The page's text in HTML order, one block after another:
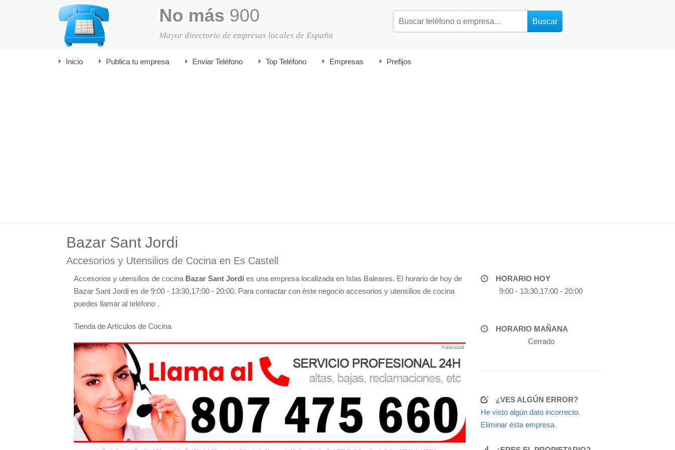
No más 900
Mayor directorio de empresas locales de España
Inicio Publica tu empresa Enviar Teléfono Top Teléfono Empresas Prefijos
Bazar Sant Jordi
Accesorios y Utensilios de Cocina en Es Castell
Accesorios y utensilios de cocina Bazar Sant Jordi es una empresa localizada en Islas Baleares. El horario de hoy de
Bazar Sant Jordi es de 9:00 - 13:30,17:00 - 20:00. Para contactar con éste negocio accesorios y utensilios de cocina
puedes llamar al teléfono .
Tienda de Artículos de Cocina
HORARIO HOY
9:00 - 13:30,17:00 - 20:00
HORARIO MAÑANA
Cerrado
¿VES ALGÚN ERROR?
He visto algún dato incorrecto.
Eliminar ésta empresa.